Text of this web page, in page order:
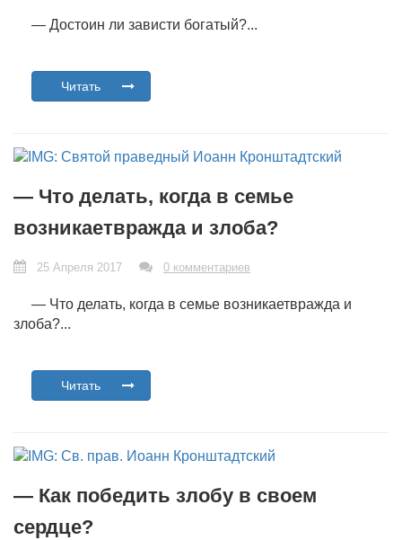
— Достоин ли зависти богатый?...
Читать
— Что делать, когда в семье
возникаетвражда и злоба?
25 Апреля 2017 0 комментариев
— Что делать, когда в семье возникаетвражда и
злоба?...
Читать
— Как победить злобу в своем
сердце?